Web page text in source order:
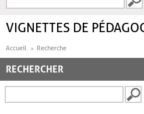
FORMULAIRE DE
VIGNETTES DE
Accueil Recherche
RECHERCHER